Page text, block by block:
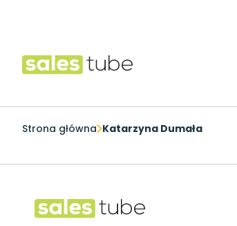
Salestube
Strona główna Katarzyna Dumała
Footer
Salestube